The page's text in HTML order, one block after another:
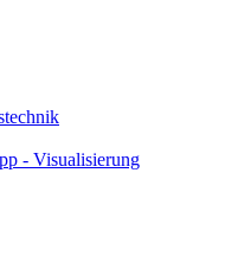
- Visualisierung